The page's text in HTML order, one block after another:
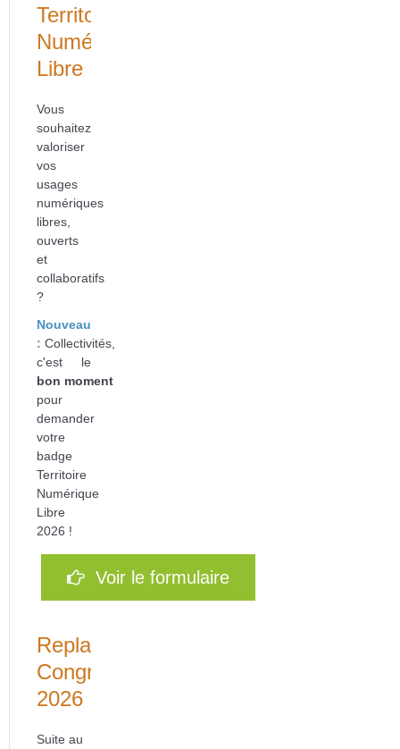
Territoire
Numérique
Libre
Vous
souhaitez
valoriser
vos
usages
numériques
libres,
ouverts
et
collaboratifs
?
Nouveau
: Collectivités,
c'est le
bon moment
pour
demander
votre
badge
Territoire
Numérique
Libre
2026 !
Voir le formulaire
Replays
Congrès
2026
Suite au